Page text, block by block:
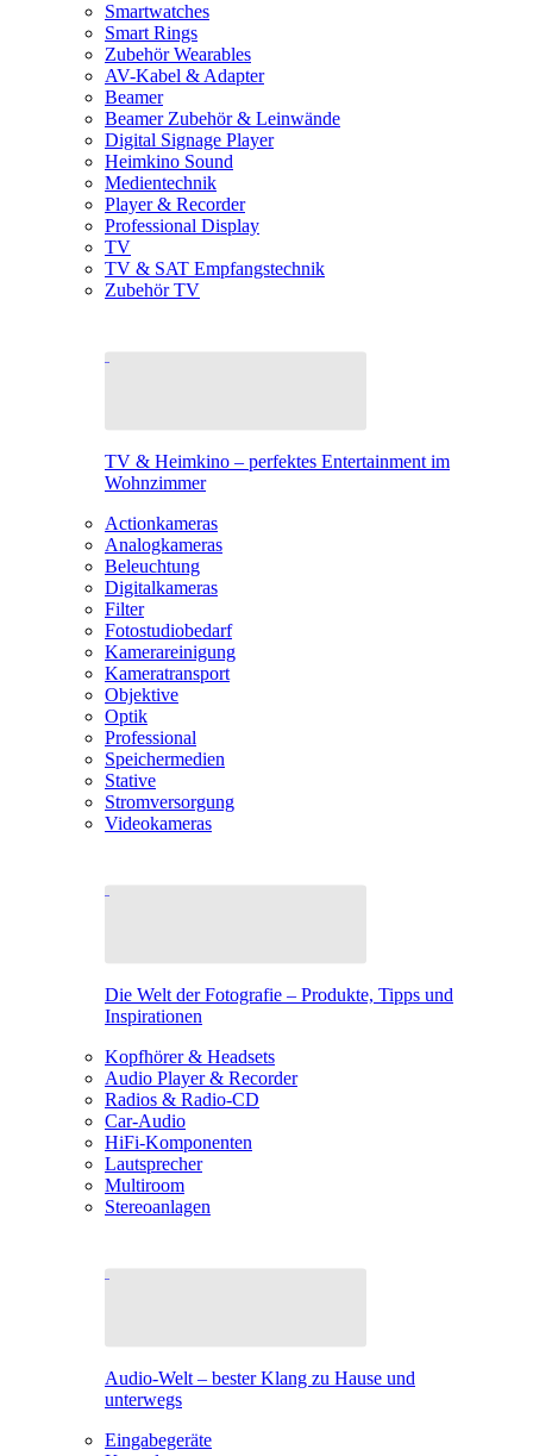
Smartwatches
Smart Rings
Zubehör Wearables
AV-Kabel & Adapter
Beamer
Beamer Zubehör & Leinwände
Digital Signage Player
Heimkino Sound
Medientechnik
Player & Recorder
Professional Display
TV
TV & SAT Empfangstechnik
Zubehör TV
TV & Heimkino – perfektes Entertainment im
Wohnzimmer
Actionkameras
Analogkameras
Beleuchtung
Digitalkameras
Filter
Fotostudiobedarf
Kamerareinigung
Kameratransport
Objektive
Optik
Professional
Speichermedien
Stative
Stromversorgung
Videokameras
Die Welt der Fotografie – Produkte, Tipps und
Inspirationen
Kopfhörer & Headsets
Audio Player & Recorder
Radios & Radio-CD
Car-Audio
HiFi-Komponenten
Lautsprecher
Multiroom
Stereoanlagen
Audio-Welt – bester Klang zu Hause und
unterwegs
Eingabegeräte